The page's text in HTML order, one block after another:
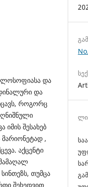
და
და
როგორც
იმის შესახებ
,
აქცენტი
თუმცა
შეხედვით